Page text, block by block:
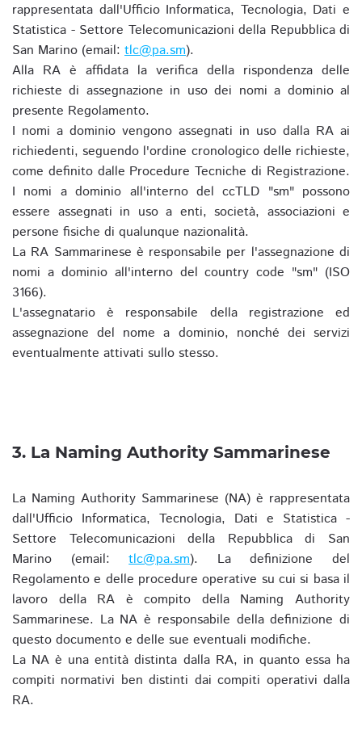
rappresentata dall'Ufficio Informatica, Tecnologia, Dati e
Statistica - Settore Telecomunicazioni della Repubblica di
San Marino (email: tlc@pa.sm).
Alla RA è affidata la verifica della rispondenza delle
richieste di assegnazione in uso dei nomi a dominio al
presente Regolamento.
I nomi a dominio vengono assegnati in uso dalla RA ai
richiedenti, seguendo l'ordine cronologico delle richieste,
come definito dalle Procedure Tecniche di Registrazione.
I nomi a dominio all'interno del ccTLD "sm" possono
essere assegnati in uso a enti, società, associazioni e
persone fisiche di qualunque nazionalità.
La RA Sammarinese è responsabile per l'assegnazione di
nomi a dominio all'interno del country code "sm" (ISO
3166).
L'assegnatario è responsabile della registrazione ed
assegnazione del nome a dominio, nonché dei servizi
eventualmente attivati sullo stesso.
3. La Naming Authority Sammarinese
La Naming Authority Sammarinese (NA) è rappresentata
dall'Ufficio Informatica, Tecnologia, Dati e Statistica -
Settore Telecomunicazioni della Repubblica di San
Marino (email:tlc@pa.sm). La definizione del
Regolamento e delle procedure operative su cui si basa il
lavoro della RA è compito della Naming Authority
Sammarinese. La NA è responsabile della definizione di
questo documento e delle sue eventuali modifiche.
La NA è una entità distinta dalla RA, in quanto essa ha
compiti normativi ben distinti dai compiti operativi dalla
RA.